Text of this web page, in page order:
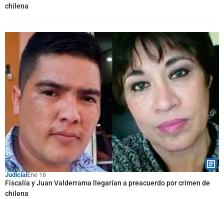
chilena
Judicial Ene 16
Fiscalía y Juan Valderrama llegarían a preacuerdo por crimen de
chilena